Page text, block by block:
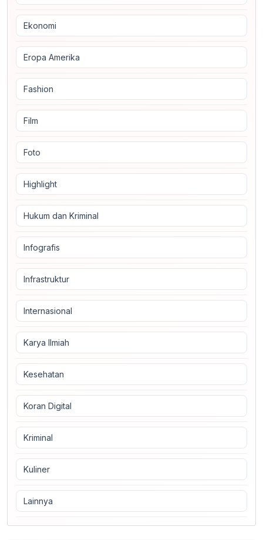
Ekonomi
Eropa Amerika
Fashion
Film
Foto
Highlight
Hukum dan Kriminal
Infografis
Infrastruktur
Internasional
Karya Ilmiah
Kesehatan
Koran Digital
Kriminal
Kuliner
Lainnya